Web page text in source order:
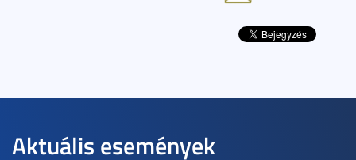
Aktuális események